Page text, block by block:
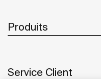
Produits
Service Client